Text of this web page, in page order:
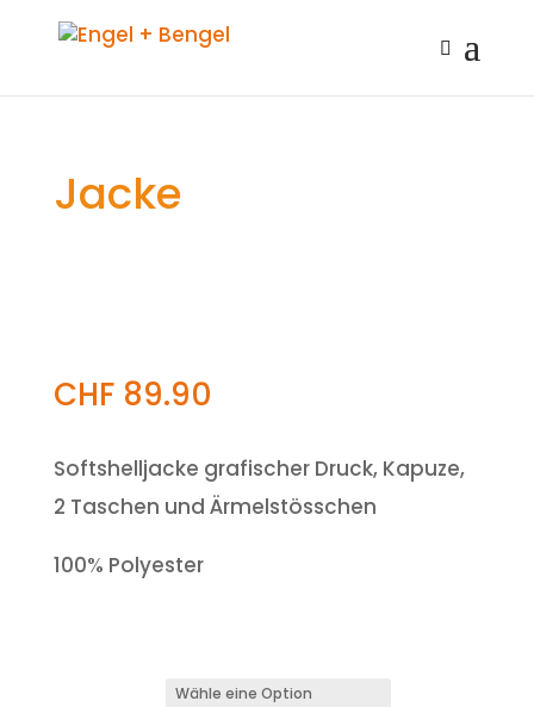
Jacke
CHF89.90
Softshelljacke grafischer Druck, Kapuze,
2 Taschen und Ärmelstösschen
100% Polyester